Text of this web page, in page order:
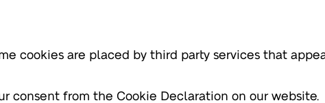
cookies are placed by third party services that
consent from the Cookie Declaration on our website.